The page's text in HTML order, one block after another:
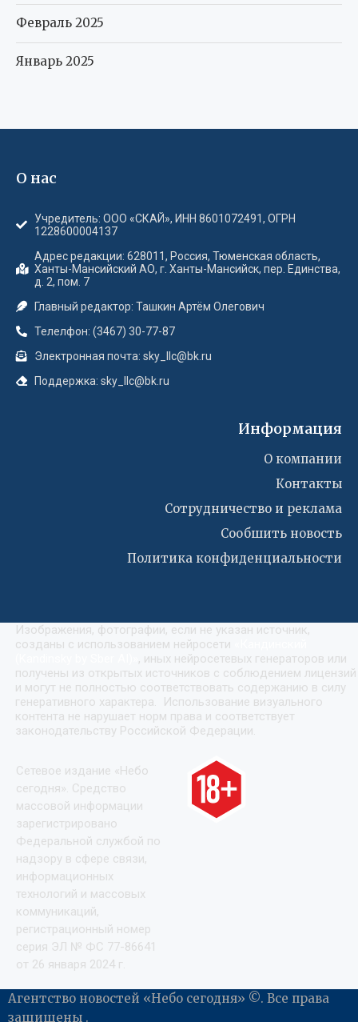
Февраль 2025
Январь 2025
О нас
Учредитель: ООО «СКАЙ», ИНН 8601072491, ОГРН
1228600004137
Адрес редакции: 628011, Россия, Тюменская область,
Ханты-Мансийский АО, г. Ханты-Мансийск, пер. Единства,
д. 2, пом. 7
Главный редактор: Ташкин Артём Олегович
Телелфон: (3467) 30-77-87
Электронная почта: sky_llc@bk.ru
Поддержка: sky_llc@bk.ru
Информация
О компании
Контакты
Сотрудничество и реклама
Сообшить новость
Политика конфиденциальности
Изображения, фотографии, если не указан источник,
созданы с использованием нейросети
, иных нейросетевых генераторов или
получены из открытых источников с соблюдением лицензий
и могут не полностью соответствовать содержанию в силу
генеративного характера. Использование визуального
контента не нарушает норм права и соответствует
законодательству Российской Федерации.
Сетевое издание «Небо
сегодня». Средство
массовой информации
зарегистрировано
Федеральной службой по
надзору в сфере связи,
информационных
технологий и массовых
коммуникаций,
регистрационный номер
серия ЭЛ № ФС 77-86641
от 26 января 2024 г.
Агентство новостей «Небо сегодня» ©. Все права
защищены .